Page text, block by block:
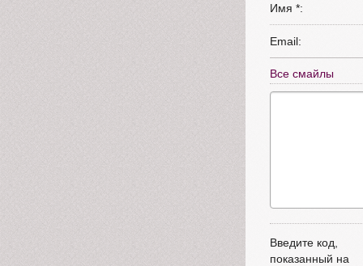
Имя *:
Email:
Все смайлы
Введите код,
показанный на